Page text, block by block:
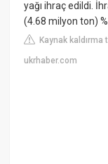
yağı ihraç edildi.
(4.68 milyon ton)
Kaynak kaldırma
ukrhaber.com